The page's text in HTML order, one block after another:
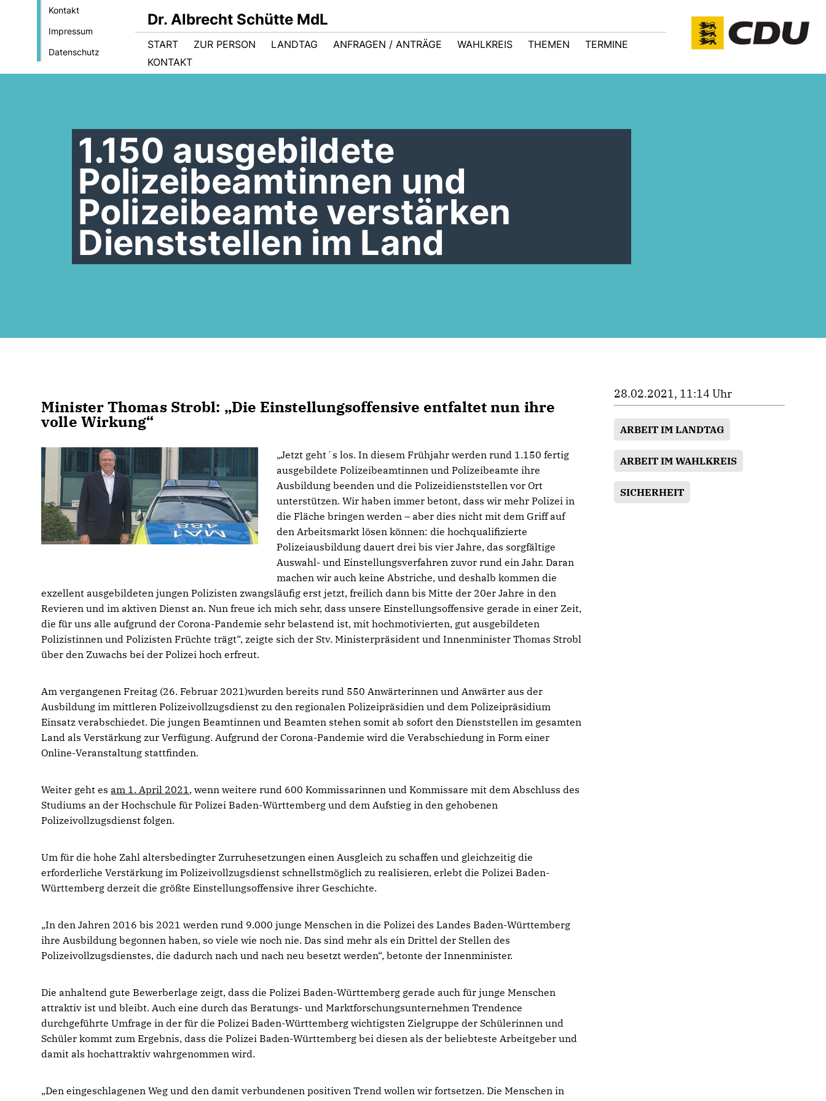
Kontakt
Impressum
Datenschutz
Dr. Albrecht Schütte MdL
START ZUR PERSON LANDTAG ANFRAGEN / ANTRÄGE WAHLKREIS THEMEN
TERMINE
KONTAKT
1.150 ausgebildete
Polizeibeamtinnen und
Polizeibeamte verstärken
Dienststellen im Land
Minister Thomas Strobl: „Die Einstellungsoffensive entfaltet nun ihre
volle Wirkung“
Jetzt geht´s los. In diesem Frühjahr werden rund 1.150 fertig
ausgebildete Polizeibeamtinnen und Polizeibeamte ihre
Ausbildung beenden und die Polizeidienststellen vor Ort
unterstützen. Wir haben immer betont, dass wir mehr Polizei in
die Fläche bringen werden – aber dies nicht mit dem Griff auf
den Arbeitsmarkt lösen können: die hochqualifizierte
Polizeiausbildung dauert drei bis vier Jahre, das sorgfältige
Auswahl- und Einstellungsverfahren zuvor rund ein Jahr. Daran
machen wir auch keine Abstriche, und deshalb kommen die
exzellent ausgebildeten jungen Polizisten zwangsläufig erst jetzt, freilich dann bis Mitte der 20er Jahre in den
Revieren und im aktiven Dienst an. Nun freue ich mich sehr, dass unsere Einstellungsoffensive gerade in einer Zeit,
die für uns alle aufgrund der Corona-Pandemie sehr belastend ist, mit hochmotivierten, gut ausgebildeten
Polizistinnen und Polizisten Früchte trägt“, zeigte sich der Stv. Ministerpräsident und Innenminister Thomas Strobl
über den Zuwachs bei der Polizei hoch erfreut.
Am vergangenen Freitag (26. Februar 2021)wurden bereits rund 550 Anwärterinnen und Anwärter aus der
Ausbildung im mittleren Polizeivollzugsdienst zu den regionalen Polizeipräsidien und dem Polizeipräsidium
Einsatz verabschiedet. Die jungen Beamtinnen und Beamten stehen somit ab sofort den Dienststellen im gesamten
Land als Verstärkung zur Verfügung. Aufgrund der Corona-Pandemie wird die Verabschiedung in Form einer
Online-Veranstaltung stattfinden.
Weiter geht esam 1. April 2021, wenn weitere rund 600 Kommissarinnen und Kommissare mit dem Abschluss des
Studiums an der Hochschule für Polizei Baden-Württemberg und dem Aufstieg in den gehobenen
Polizeivollzugsdienst folgen.
Um für die hohe Zahl altersbedingter Zurruhesetzungen einen Ausgleich zu schaffen und gleichzeitig die
erforderliche Verstärkung im Polizeivollzugsdienst schnellstmöglich zu realisieren, erlebt die Polizei Baden-
Württemberg derzeit die größte Einstellungsoffensive ihrer Geschichte.
In den Jahren 2016 bis 2021 werden rund 9.000 junge Menschen in die Polizei des Landes Baden-Württemberg
ihre Ausbildung begonnen haben, so viele wie noch nie. Das sind mehr als ein Drittel der Stellen des
Polizeivollzugsdienstes, die dadurch nach und nach neu besetzt werden“, betonte der Innenminister.
Die anhaltend gute Bewerberlage zeigt, dass die Polizei Baden-Württemberg gerade auch für junge Menschen
attraktiv ist und bleibt. Auch eine durch das Beratungs- und Marktforschungsunternehmen Trendence
durchgeführte Umfrage in der für die Polizei Baden-Württemberg wichtigsten Zielgruppe der Schülerinnen und
Schüler kommt zum Ergebnis, dass die Polizei Baden-Württemberg bei diesen als der beliebteste Arbeitgeber und
damit als hochattraktiv wahrgenommen wird.
Den eingeschlagenen Weg und den damit verbundenen positiven Trend wollen wir fortsetzen. Die Menschen in
28.02.2021, 11:14 Uhr
ARBEIT IM LANDTAG
ARBEIT IM WAHLKREIS
SICHERHEIT